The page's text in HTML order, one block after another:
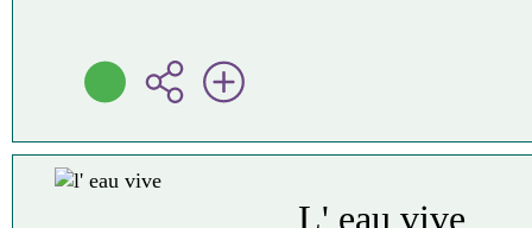
L' eau vive